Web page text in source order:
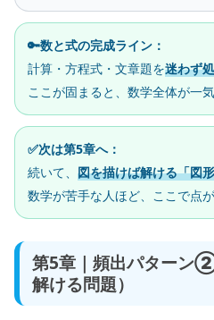
🔑数と式の完成ライン：
計算・方程式・文章題を迷わず
ここが固まると、数学全体が一
✅次は第5章へ：
続いて、 図を描けば解ける「図
数学が苦手な人ほど、ここで点が
第5章｜頻出パターン
解ける問題）